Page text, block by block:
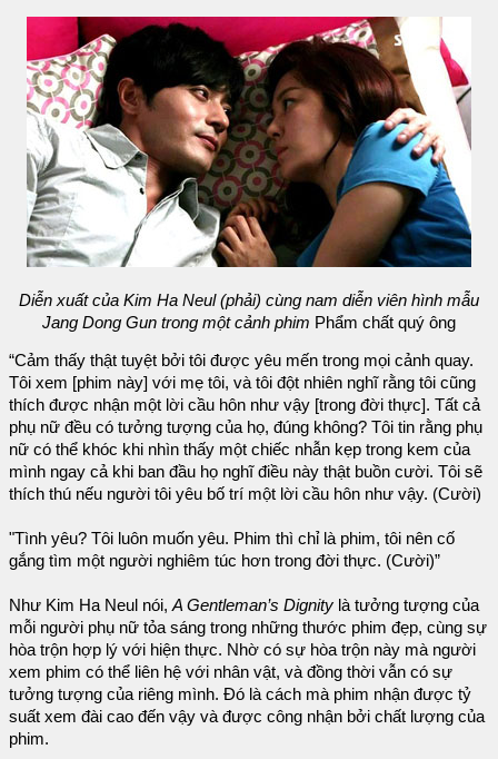
Diễn xuất của Kim Ha Neul (phải) cùng nam diễn viên hình mẫu
Jang Dong Gun trong một cảnh phim Phẩm chất quý ông
“Cảm thấy thật tuyệt bởi tôi được yêu mến trong mọi cảnh quay.
Tôi xem [phim này] với mẹ tôi, và tôi đột nhiên nghĩ rằng tôi cũng
thích được nhận một lời cầu hôn như vậy [trong đời thực]. Tất cả
phụ nữ đều có tưởng tượng của họ, đúng không? Tôi tin rằng phụ
nữ có thể khóc khi nhìn thấy một chiếc nhẫn kẹp trong kem của
mình ngay cả khi ban đầu họ nghĩ điều này thật buồn cười. Tôi sẽ
thích thú nếu người tôi yêu bố trí một lời cầu hôn như vậy. (Cười)
"Tình yêu? Tôi luôn muốn yêu. Phim thì chỉ là phim, tôi nên cố
gắng tìm một người nghiêm túc hơn trong đời thực. (Cười)”
Như Kim Ha Neul nói,A Gentleman’s Dignity là tưởng tượng của
mỗi người phụ nữ tỏa sáng trong những thước phim đẹp, cùng sự
hòa trộn hợp lý với hiện thực. Nhờ có sự hòa trộn này mà người
xem phim có thể liên hệ với nhân vật, và đồng thời vẫn có sự
tưởng tượng của riêng mình. Đó là cách mà phim nhận được tỷ
suất xem đài cao đến vậy và được công nhận bởi chất lượng của
phim.